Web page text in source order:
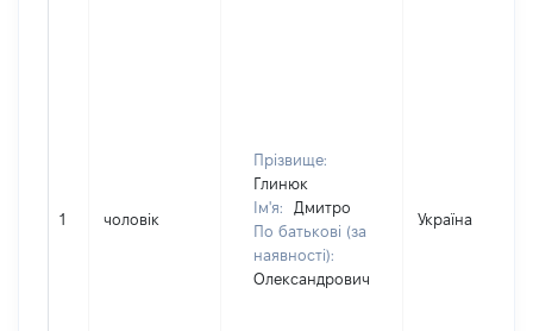
1 чоловік
Прізвище:
Глинюк
Ім'я:
Дмитро
По батькові (за
наявності):
Олександрович
Україна